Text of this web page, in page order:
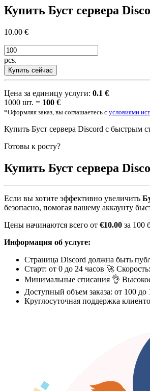
Купить Буст сервера
10.00 €
pcs.
Купить сейчас
Цена за единицу услуги: 0.1 €
1000 шт. = 100 €
*Оформляя заказ, вы соглашаетесь с условиями
Купить Буст сервера Discord с быстрым
Готовы к росту?
Купить Буст сервера
Если вы хотите эффективно увеличить
безопасно, помогая вашему аккаунту
Цены начинаются всего от €10.00 за 100
Информация об услуге:
Страница Discord должна быть
Старт: от 0 до 24 часов 🚀
Минимальные списания 👌
Доступный объем заказа: от 100 до
Круглосуточная поддержка